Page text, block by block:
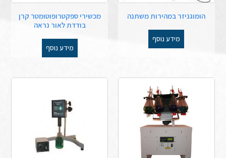
הומוגניזר במהירות משתנה
מידע נוסף
מכשירי ספקטרופוטומטר קרן
בודדת לאור נראה
מידע נוסף